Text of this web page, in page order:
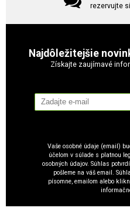
rezervujte
Najdôležitejšie
Získajte zaujímavé
Vaše osobné údaje (email)
účelom v súlade s platnou
osobných údajov. Súhlas
pošleme na váš email.
písomne, emailom alebo